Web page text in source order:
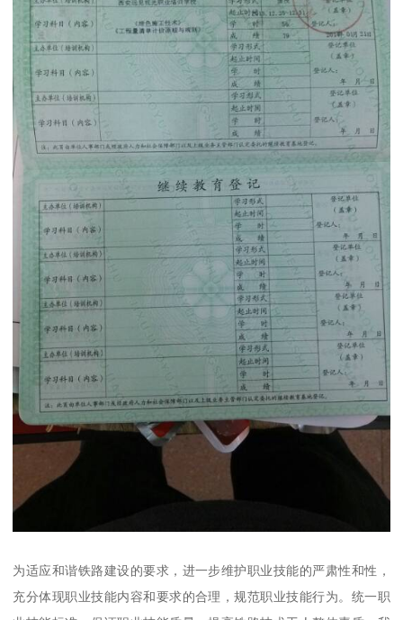
为适应和谐铁路建设的要求，进一步维护职业技能的严肃性和性，
充分体现职业技能内容和要求的合理，规范职业技能行为。统一职